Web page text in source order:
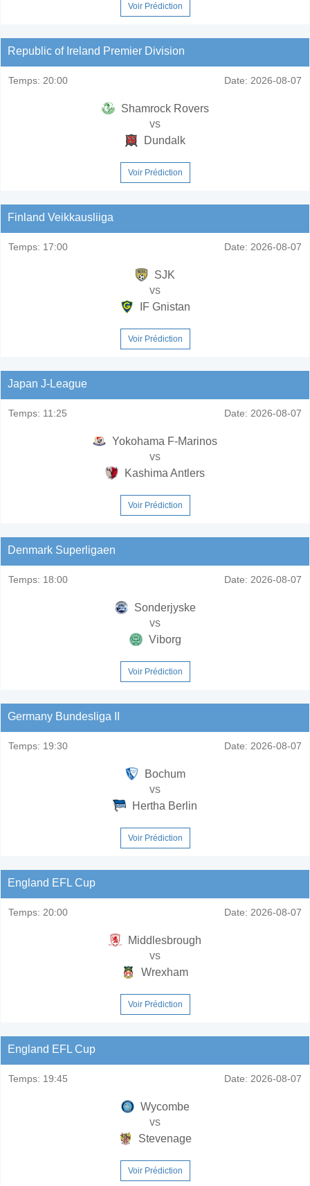
Voir Prédiction
Republic of Ireland Premier Division
Temps: 20:00 Date: 2026-08-07
Shamrock Rovers
vs
Dundalk
Voir Prédiction
Finland Veikkausliiga
Temps: 17:00 Date: 2026-08-07
SJK
vs
IF Gnistan
Voir Prédiction
Japan J-League
Temps: 11:25 Date: 2026-08-07
Yokohama F-Marinos
vs
Kashima Antlers
Voir Prédiction
Denmark Superligaen
Temps: 18:00 Date: 2026-08-07
Sonderjyske
vs
Viborg
Voir Prédiction
Germany Bundesliga II
Temps: 19:30 Date: 2026-08-07
Bochum
vs
Hertha Berlin
Voir Prédiction
England EFL Cup
Temps: 20:00 Date: 2026-08-07
Middlesbrough
vs
Wrexham
Voir Prédiction
England EFL Cup
Temps: 19:45 Date: 2026-08-07
Wycombe
vs
Stevenage
Voir Prédiction